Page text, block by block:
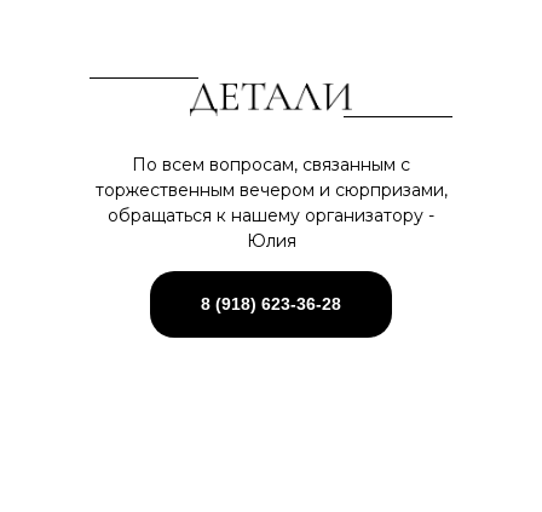
По всем вопросам, связанным с
торжественным вечером и сюрпризами,
обращаться к нашему организатору -
Юлия
8 (918) 623-36-28